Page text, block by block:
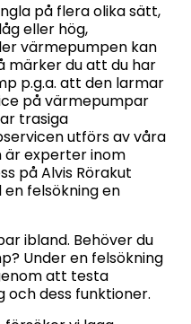
på flera olika sätt,
eller hög,
värmepumpen kan
märker du att du har
p.g.a. att den larmar
på värmepumpar
trasiga
utförs av våra
är experter inom
på Alvis Rörakut
en felsökning en
ibland. Behöver du
Under en felsökning
att testa
och dess funktioner.